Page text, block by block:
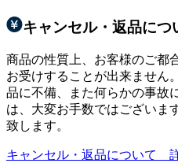
キャンセル・返品につ
商品の性質上、お客様のご都
お受けすることが出来ません
品に不備、また何らかの事故
は、大変お手数ではございま
致します。
キャンセル・返品について